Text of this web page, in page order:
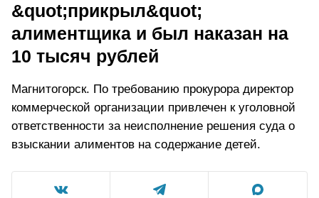
&quot;прикрыл&quot;
алиментщика и был наказан на
10 тысяч рублей
Магнитогорск. По требованию прокурора директор
коммерческой организации привлечен к уголовной
ответственности за неисполнение решения суда о
взыскании алиментов на содержание детей.